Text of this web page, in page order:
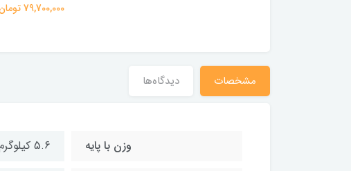
79,700,000 تومان
مشخصات دیدگاه‌ها
وزن با پایه 5.6 کیلوگرم